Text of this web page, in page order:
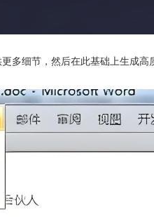
多细节，然后在此基础上生成高